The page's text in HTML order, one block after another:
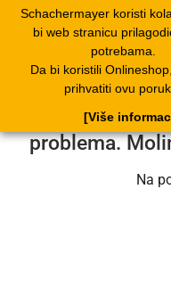
Schachermayer koristi
bi web stranicu
potrebama.
Da bi koristili
prihvatiti ovu
[Više
Nažalost,
servisni
problema.
Na